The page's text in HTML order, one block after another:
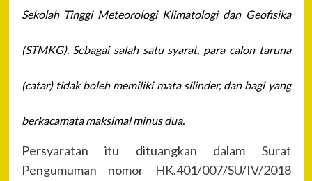
Sekolah Tinggi Meteorologi Klimatologi dan Geofisika
(STMKG). Sebagai salah satu syarat, para calon taruna
(catar) tidak boleh memiliki mata silinder, dan bagi yang
berkacamata maksimal minus dua.
Persyaratan itu dituangkan dalam Surat
Pengumuman nomor HK.401/007/SU/IV/2018